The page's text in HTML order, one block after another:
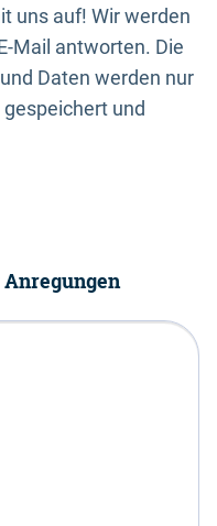
uns auf! Wir werden
Mail antworten. Die
Daten werden nur
und